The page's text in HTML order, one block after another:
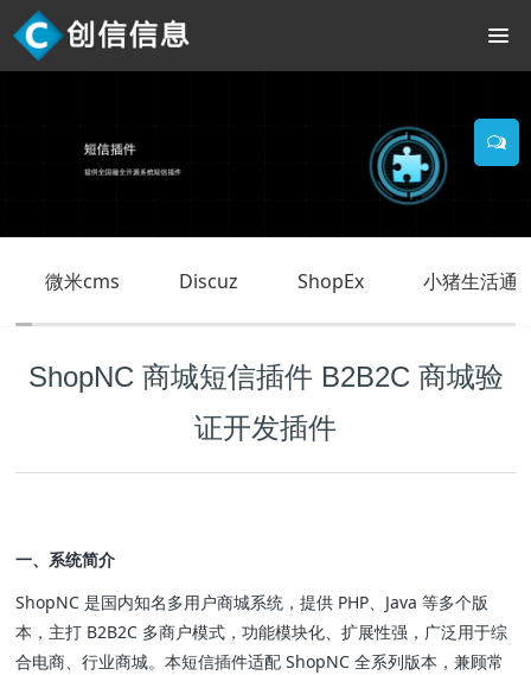
微米cms Discuz ShopEx 小猪生活通
ShopNC 商城短信插件 B2B2C 商城验
证开发插件
一、系统简介
ShopNC 是国内知名多用户商城系统，提供 PHP、Java 等多个版
本，主打 B2B2C 多商户模式，功能模块化、扩展性强，广泛用于综
合电商、行业商城。本短信插件适配 ShopNC 全系列版本，兼顾常